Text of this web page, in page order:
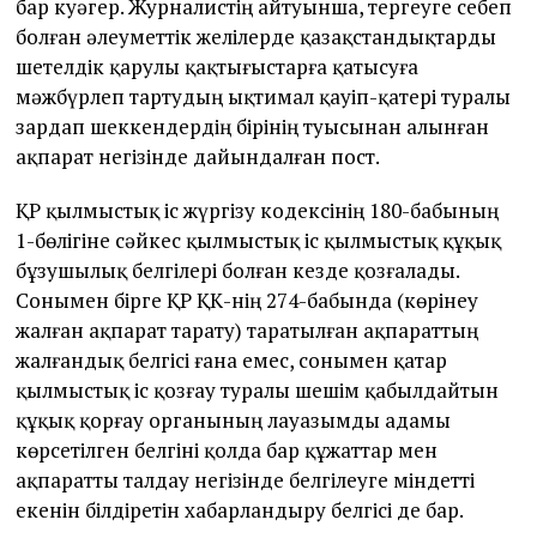
бар куәгер. Журналистің айтуынша, тергеуге себеп
болған әлеуметтік желілерде қазақстандықтарды
шетелдік қарулы қақтығыстарға қатысуға
мәжбүрлеп тартудың ықтимал қауіп-қатері туралы
зардап шеккендердің бірінің туысынан алынған
ақпарат негізінде дайындалған пост.
ҚР қылмыстық іс жүргізу кодексінің 180-бабының
1-бөлігіне сәйкес қылмыстық іс қылмыстық құқық
бұзушылық белгілері болған кезде қозғалады.
Сонымен бірге ҚР ҚК-нің 274-бабында (көрінеу
жалған ақпарат тарату) таратылған ақпараттың
жалғандық белгісі ғана емес, сонымен қатар
қылмыстық іс қозғау туралы шешім қабылдайтын
құқық қорғау органының лауазымды адамы
көрсетілген белгіні қолда бар құжаттар мен
ақпаратты талдау негізінде белгілеуге міндетті
екенін білдіретін хабарландыру белгісі де бар.